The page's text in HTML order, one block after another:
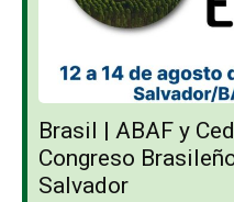
Brasil | ABAF y
Congreso
Salvador